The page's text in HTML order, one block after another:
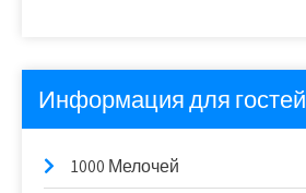
Информация для гостей
1000 Мелочей